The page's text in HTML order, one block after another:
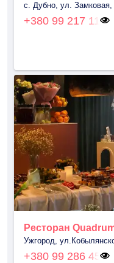
с. Дубно, ул. Замковая,
+380 99 217 11
Ресторан
Ужгород,
+380 99 286 45